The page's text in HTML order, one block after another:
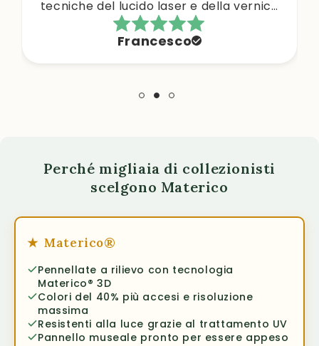
Luca
Perché migliaia di collezionisti
scelgono Materico
★ Materico®
Pennellate a rilievo con tecnologia
Materico® 3D
Colori del 40% più accesi e risoluzione
massima
Resistenti alla luce grazie al trattamento UV
Pannello museale pronto per essere appeso